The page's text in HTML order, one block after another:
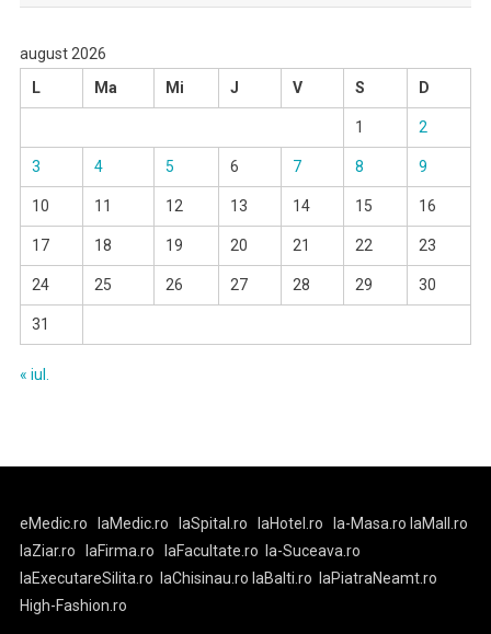
august 2026
L
Ma Mi J V S D
1 2
3 4 5 6 7 8 9
10 11 12 13 14 15 16
17 18 19 20 21 22 23
24 25 26 27 28 29 30
31
« iul.
eMedic.ro laMedic.ro laSpital.ro laHotel.ro la-Masa.ro laMall.ro
laZiar.ro
laFirma.ro laFacultate.ro
la-Suceava.ro
laExecutareSilita.ro
laChisinau.ro laBalti.ro
laPiatraNeamt.ro
High-Fashion.ro